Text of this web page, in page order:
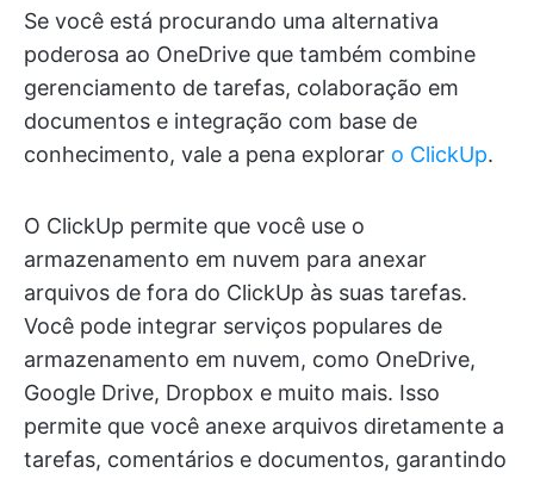
Se você está procurando uma alternativa
poderosa ao OneDrive que também combine
gerenciamento de tarefas, colaboração em
documentos e integração com base de
conhecimento, vale a pena explorar o ClickUp.
O ClickUp permite que você use o
armazenamento em nuvem para anexar
arquivos de fora do ClickUp às suas tarefas.
Você pode integrar serviços populares de
armazenamento em nuvem, como OneDrive,
Google Drive, Dropbox e muito mais. Isso
permite que você anexe arquivos diretamente a
tarefas, comentários e documentos, garantindo